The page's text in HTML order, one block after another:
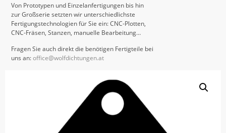
Von Prototypen und Einzelanfertigungen bis hin
zur Großserie setzten wir unterschiedlichste
Fertigungstechnologien für Sie ein: CNC-Plotten,
CNC-Fräsen, Stanzen, manuelle Bearbeitung…
Fragen Sie auch direkt die benötigen Fertigteile bei
uns an:office@wolfdichtungen.at